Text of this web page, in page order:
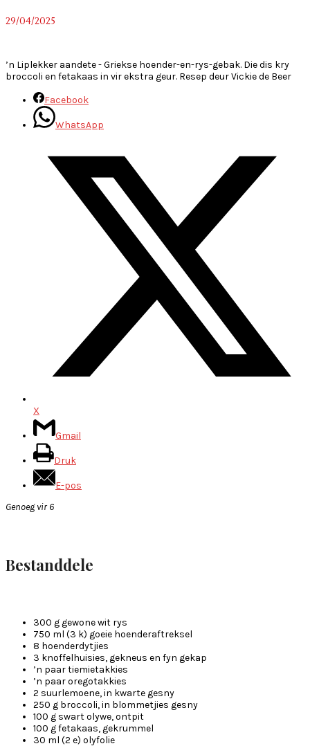
29/04/2025
’n Liplekker aandete - Griekse hoender-en-rys-gebak. Die dis kry
broccoli en fetakaas in vir ekstra geur. Resep deur Vickie de Beer
Facebook
WhatsApp
X
Gmail
Druk
E-pos
Genoeg vir 6
Bestanddele
300 g gewone wit rys
750 ml (3 k) goeie hoenderaftreksel
8 hoenderdytjies
3 knoffelhuisies, gekneus en fyn gekap
’n paar tiemietakkies
’n paar oregotakkies
2 suurlemoene, in kwarte gesny
250 g broccoli, in blommetjies gesny
100 g swart olywe, ontpit
100 g fetakaas, gekrummel
30 ml (2 e) olyfolie